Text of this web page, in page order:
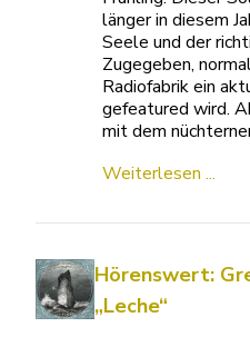
länger in diesem
Seele und der
Zugegeben,
Radiofabrik ein
gefeatured wird.
mit dem
Weiterlesen ...
Hörenswert:
„Leche“